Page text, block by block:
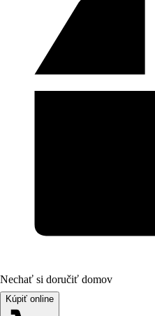
Nechať si doručiť domov
Kúpiť online